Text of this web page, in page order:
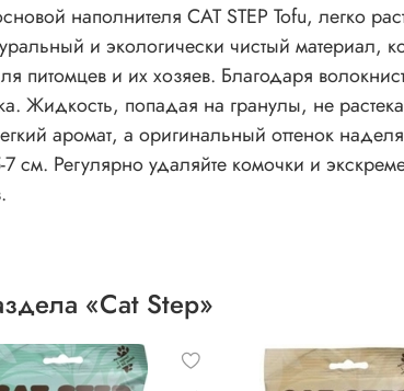
наполнителя CAT STEP Tofu, легко
и экологически чистый материал,
питомцев и их хозяев. Благодаря
Жидкость, попадая на гранулы, не
аромат, а оригинальный оттенок
7 см. Регулярно удаляйте комочки и
«Cat Step»